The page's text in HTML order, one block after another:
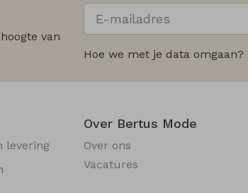
van
Hoe we met je data
levering
Over Bertus Mode
Over ons
Vacatures